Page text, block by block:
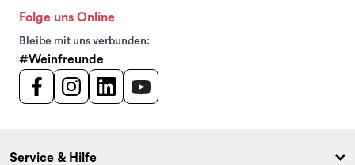
Folge uns Online
Bleibe mit uns verbunden:
#Weinfreunde
Service & Hilfe